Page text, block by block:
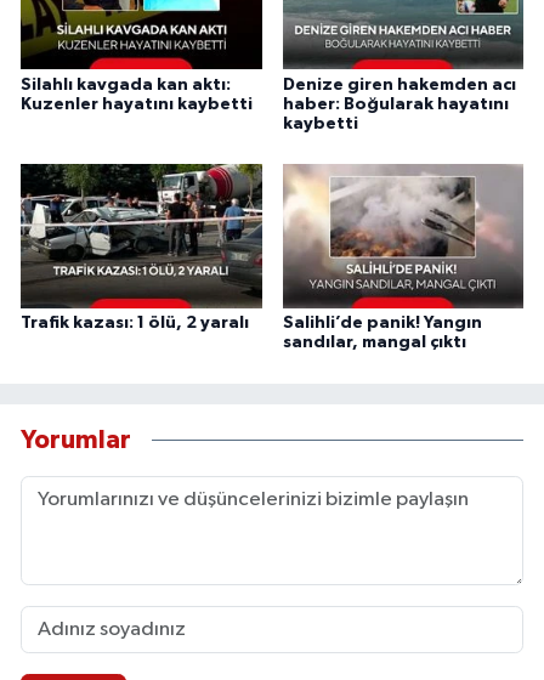
Silahlı kavgada kan aktı:
Kuzenler hayatını kaybetti
Denize giren hakemden acı
haber: Boğularak hayatını
kaybetti
Trafik kazası: 1 ölü, 2 yaralı
Salihli’de panik! Yangın
sandılar, mangal çıktı
Yorumlar